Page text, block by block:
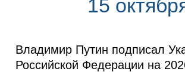
15
Владимир Путин подписал
Российской Федерации на